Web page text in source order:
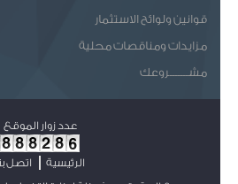
قوانين ولوائح الاستثمار
مزايدات ومناقصات محلية
مشـــــــروعك
عدد زوار الموقع
الرئيسية
اتصل